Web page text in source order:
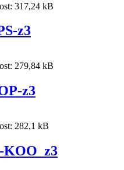
317,24 kB
z3
279,84 kB
z3
282,1 kB
KOO_z3